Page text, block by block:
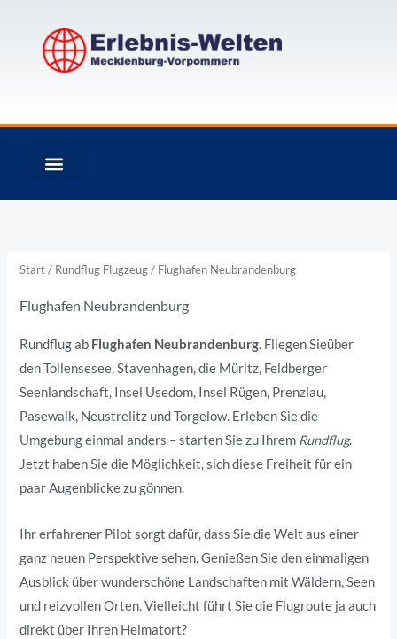
springen
Start/ Rundflug Flugzeug/ Flughafen Neubrandenburg
Flughafen Neubrandenburg
Rundflug ab Flughafen Neubrandenburg. Fliegen Sieüber
den Tollensesee, Stavenhagen, die Müritz, Feldberger
Seenlandschaft, Insel Usedom, Insel Rügen, Prenzlau,
Pasewalk, Neustrelitz und Torgelow. Erleben Sie die
Umgebung einmal anders – starten Sie zu Ihrem Rundflug.
Jetzt haben Sie die Möglichkeit, sich diese Freiheit für ein
paar Augenblicke zu gönnen.
Ihr erfahrener Pilot sorgt dafür, dass Sie die Welt aus einer
ganz neuen Perspektive sehen. Genießen Sie den einmaligen
Ausblick über wunderschöne Landschaften mit Wäldern, Seen
und reizvollen Orten. Vielleicht führt Sie die Flugroute ja auch
direkt über Ihren Heimatort?